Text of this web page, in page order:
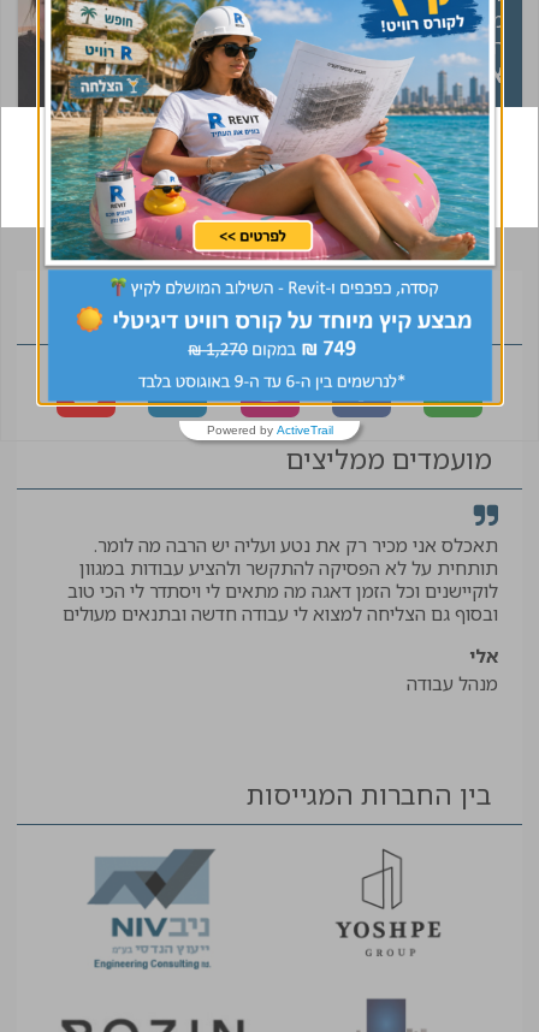
מעורבים לאורך כל
הדרך
אלכסמנהל פרויקט
רוצים גם ביקור
במשרד?
הצטרפו לקהילה
מועמדים ממליצים
תאכלס אני מכיר רק את נטע ועליה יש הרבה מה לומר.
תותחית על לא הפסיקה להתקשר ולהציע עבודות במגוון
לוקיישנים וכל הזמן דאגה מה מתאים לי ויסתדר לי הכי טוב
ובסוף גם הצליחה למצוא לי עבודה חדשה ובתנאים מעולים
אלי
מנהל עבודה
בין החברות המגייסות
Powered by ActiveTrail